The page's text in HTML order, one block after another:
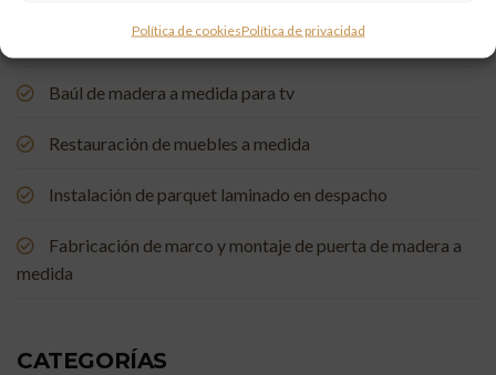
Política de cookiesPolítica de privacidad
Puerta de entrada a medida, de madera de pino suecia
Baúl de madera a medida para tv
Restauración de muebles a medida
Instalación de parquet laminado en despacho
Fabricación de marco y montaje de puerta de madera a
medida
CATEGORÍAS